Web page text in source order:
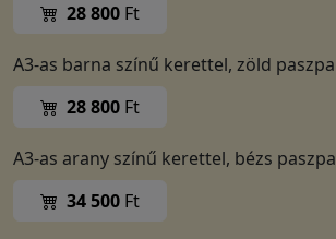
28 800 Ft
A3-as barna színű kerettel, zöld
28 800 Ft
A3-as arany színű kerettel, bézs
34 500 Ft